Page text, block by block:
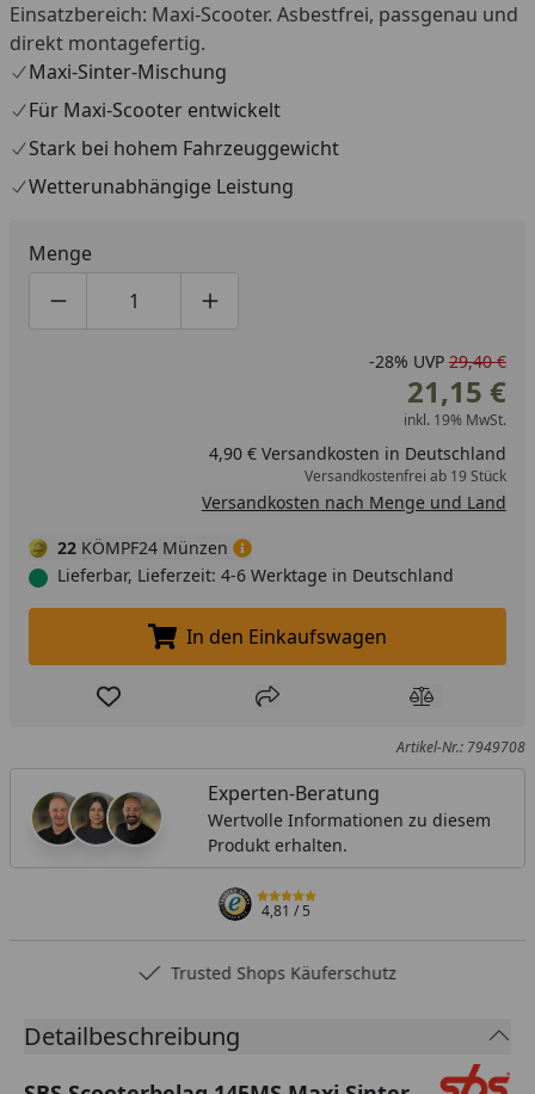
Einsatzbereich: Maxi-Scooter. Asbestfrei, passgenau und
direkt montagefertig.
Maxi-Sinter-Mischung
Für Maxi-Scooter entwickelt
Stark bei hohem Fahrzeuggewicht
Wetterunabhängige Leistung
Menge
Produktmenge um eins verringern
Produktmenge manuell eingeben
Produktmenge um eins erhöhen
-28% UVP 29,40 €
21,15 €
inkl. 19% MwSt.
4,90 € Versandkosten in Deutschland
Versandkostenfrei ab 19 Stück
Versandkosten nach Menge und Land
22 KÖMPF24 Münzen
Lieferbar, Lieferzeit: 4-6 Werktage in Deutschland
In den Einkaufswagen legen
In den Einkaufswagen
Produkt zur Wunschliste hinzufügen
Teilen Produkt
Artikel-Nr.: 7949708
Experten-Beratung
Wertvolle Informationen zu diesem
Produkt erhalten.
4,81/ 5
Trusted Shops Käuferschutz
Detailbeschreibung